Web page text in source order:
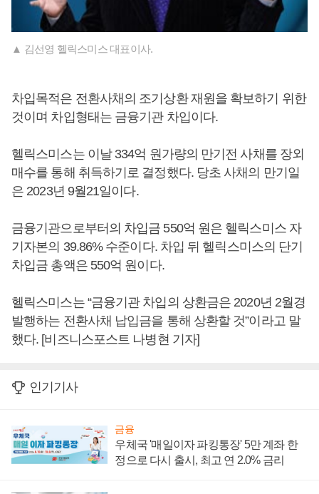
▲ 김선영 헬릭스미스 대표이사.
차입목적은 전환사채의 조기상환 재원을 확보하기 위한
것이며 차입형태는 금융기관 차입이다.
헬릭스미스는 이날 334억 원가량의 만기전 사채를 장외
매수를 통해 취득하기로 결정했다. 당초 사채의 만기일
은 2023년 9월21일이다.
금융기관으로부터의 차입금 550억 원은 헬릭스미스 자
기자본의 39.86% 수준이다. 차입 뒤 헬릭스미스의 단기
차입금 총액은 550억 원이다.
헬릭스미스는 “금융기관 차입의 상환금은 2020년 2월경
발행하는 전환사채 납입금을 통해 상환할 것”이라고 말
했다. [비즈니스포스트 나병현 기자]
인기기사
금융
우체국 '매일이자 파킹통장' 5만 계좌 한
정으로 다시 출시, 최고 연 2.0% 금리